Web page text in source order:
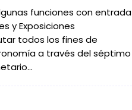
funciones con entrada
y Exposiciones
todos los fines de
a través del séptimo